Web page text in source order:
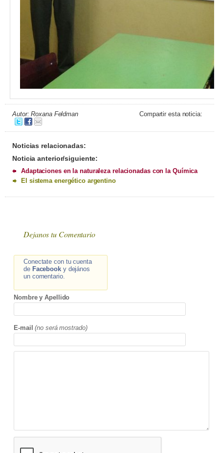
Autor: Roxana Feldman Compartir esta noticia:
Noticias relacionadas:
Noticia anterior/siguiente:
Adaptaciones en la naturaleza relacionadas con la Química
El sistema energético argentino
Dejanos tu Comentario
Conectate con tu cuenta
de Facebooky dejános
un comentario.
Nombre y Apellido
E-mail (no será mostrado)